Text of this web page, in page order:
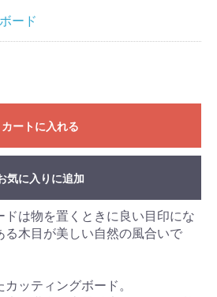
ード
カートに入れる
気に入りに追加
ドは物を置くときに良い目印にな
る木目が美しい自然の風合いで
ッティングボード。